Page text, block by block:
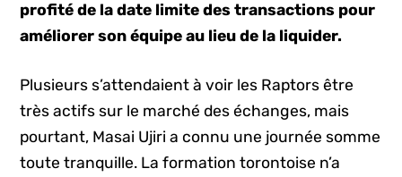
profité de la date limite des transactions pour
améliorer son équipe au lieu de la liquider.
Plusieurs s’attendaient à voir les Raptors être
très actifs sur le marché des échanges, mais
pourtant, Masai Ujiri a connu une journée somme
toute tranquille. La formation torontoise n’a